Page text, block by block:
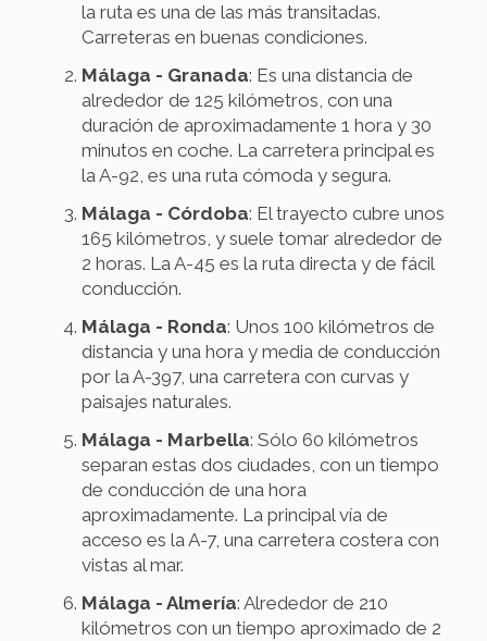
la ruta es una de las más transitadas.
Carreteras en buenas condiciones.
Málaga - Granada: Es una distancia de
alrededor de 125 kilómetros, con una
duración de aproximadamente 1 hora y 30
minutos en coche. La carretera principal es
la A-92, es una ruta cómoda y segura.
Málaga - Córdoba: El trayecto cubre unos
165 kilómetros, y suele tomar alrededor de
2 horas. La A-45 es la ruta directa y de fácil
conducción.
Málaga - Ronda: Unos 100 kilómetros de
distancia y una hora y media de conducción
por la A-397, una carretera con curvas y
paisajes naturales.
Málaga - Marbella: Sólo 60 kilómetros
separan estas dos ciudades, con un tiempo
de conducción de una hora
aproximadamente. La principal vía de
acceso es la A-7, una carretera costera con
vistas al mar.
Málaga - Almería: Alrededor de 210
kilómetros con un tiempo aproximado de 2